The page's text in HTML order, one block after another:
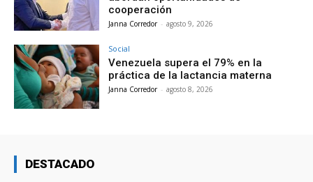
cooperación
Janna Corredor - agosto 9, 2026
Social
Venezuela supera el 79% en la
práctica de la lactancia materna
Janna Corredor - agosto 8, 2026
DESTACADO